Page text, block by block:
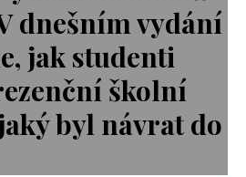
dnešním vydání
jak studenti
školní
byl návrat do